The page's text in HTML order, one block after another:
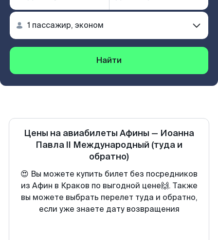
Найти
Цены на авиабилеты Афины — Иоанна
Павла II Международный (туда и
обратно)
😍 Вы можете купить билет без посредников
из Афин в Краков по выгодной цене🙌. Также
вы можете выбрать перелет туда и обратно,
если уже знаете дату возвращения